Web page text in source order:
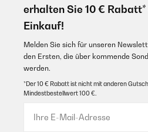
erhalten Sie 10 €
Einkauf!
Melden Sie sich für unseren
den Ersten, die über kommende
werden.
*Der 10 € Rabatt ist nicht mit anderen
Mindestbestellwert 100 €.